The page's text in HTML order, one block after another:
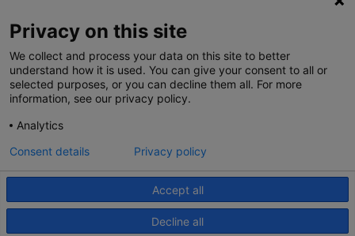
LEGRAND PORTUGAL
GRUPO LEGRAND NO MUNDO
© 2020 Legrand. Todos os direitos reservados.
Privacy on this site
We collect and process your data on this site to better
understand how it is used. You can give your consent to all or
selected purposes, or you can decline them all. For more
information, see our privacy policy.
Analytics
Accept all
Decline all
Consent details Privacy policy